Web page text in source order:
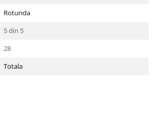
Rotunda
5 din 5
28
Totala